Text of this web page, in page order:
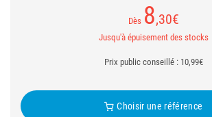
Dès 8,30€
Jusqu'à épuisement des stocks
Prix public conseillé : 10,99€
Choisir une référence